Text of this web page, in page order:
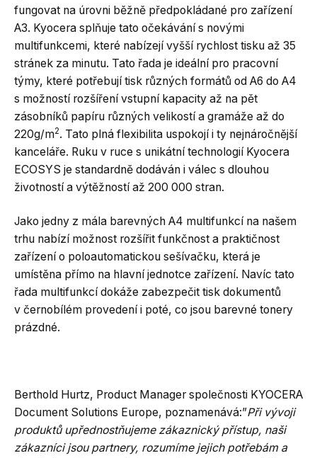
fungovat na úrovni běžně předpokládané pro zařízení
A3. Kyocera splňuje tato očekávání s novými
multifunkcemi, které nabízejí vyšší rychlost tisku až 35
stránek za minutu. Tato řada je ideální pro pracovní
týmy, které potřebují tisk různých formátů od A6 do A4
s možností rozšíření vstupní kapacity až na pět
zásobníků papíru různých velikostí a gramáže až do
220g/m2. Tato plná flexibilita uspokojí i ty nejnáročnější
kanceláře. Ruku v ruce s unikátní technologií Kyocera
ECOSYS je standardně dodáván i válec s dlouhou
životností a výtěžností až 200 000 stran.
Jako jedny z mála barevných A4 multifunkcí na našem
trhu nabízí možnost rozšířit funkčnost a praktičnost
zařízení o poloautomatickou sešívačku, která je
umístěna přímo na hlavní jednotce zařízení. Navíc tato
řada multifunkcí dokáže zabezpečit tisk dokumentů
v černobílém provedení i poté, co jsou barevné tonery
prázdné.
Berthold Hurtz, Product Manager společnosti KYOCERA
Document Solutions Europe, poznamenává:”Při vývoji
produktů upřednostňujeme zákaznický přístup, naši
zákazníci jsou partnery, rozumíme jejich potřebám a